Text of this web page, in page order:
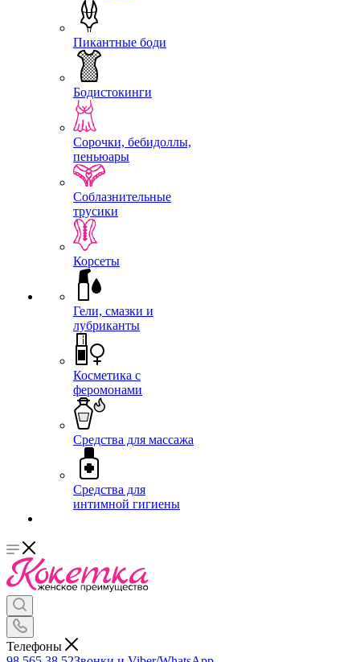
Пикантные боди
Бодистокинги
Сорочки, бебидоллы,
пеньюары
Соблазнительные
трусики
Корсеты
Гели, смазки и
лубриканты
Косметика с
феромонами
Средства для массажа
Средства для
интимной гигиены
Телефоны